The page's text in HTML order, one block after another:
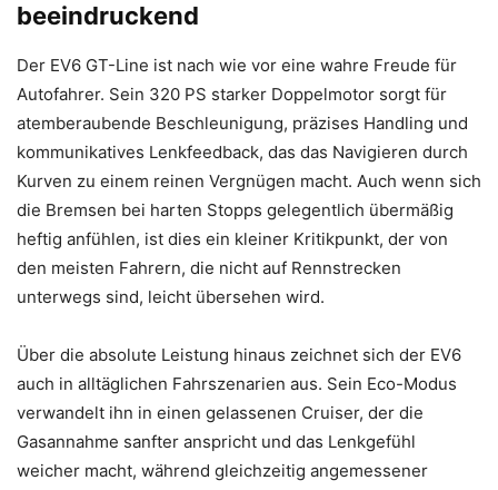
beeindruckend
Der EV6 GT-Line ist nach wie vor eine wahre Freude für
Autofahrer. Sein 320 PS starker Doppelmotor sorgt für
atemberaubende Beschleunigung, präzises Handling und
kommunikatives Lenkfeedback, das das Navigieren durch
Kurven zu einem reinen Vergnügen macht. Auch wenn sich
die Bremsen bei harten Stopps gelegentlich übermäßig
heftig anfühlen, ist dies ein kleiner Kritikpunkt, der von
den meisten Fahrern, die nicht auf Rennstrecken
unterwegs sind, leicht übersehen wird.
Über die absolute Leistung hinaus zeichnet sich der EV6
auch in alltäglichen Fahrszenarien aus. Sein Eco-Modus
verwandelt ihn in einen gelassenen Cruiser, der die
Gasannahme sanfter anspricht und das Lenkgefühl
weicher macht, während gleichzeitig angemessener